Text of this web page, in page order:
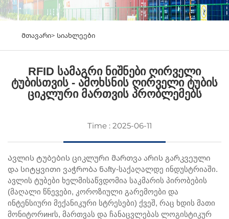
Მთავარი> Სიახლეები
RFID სამაგრი ნიშნები ღირველი
ტუბისთვის - ამოხსნის ღირველი ტუბის
ციკლური მართვის პრობლემებს
Time : 2025-06-11
Ავლის ტუბების ციკლური მართვა არის გარკვეული
და სიტყვითი ვაჭრობა ნაfty-საქაღალდე ინდუსტრიაში.
ავლის ტუბები ხელმისაწვდომია საკმარის პირობების
(მაღალი წნევები, კოროზიული გარემოები და
ინტენსიური მექანიკური სტრესები) ქვეშ, რაც ხდის მათი
მონიტორингს, მართვას და ჩანაცვლებას ლოგისტიკურ